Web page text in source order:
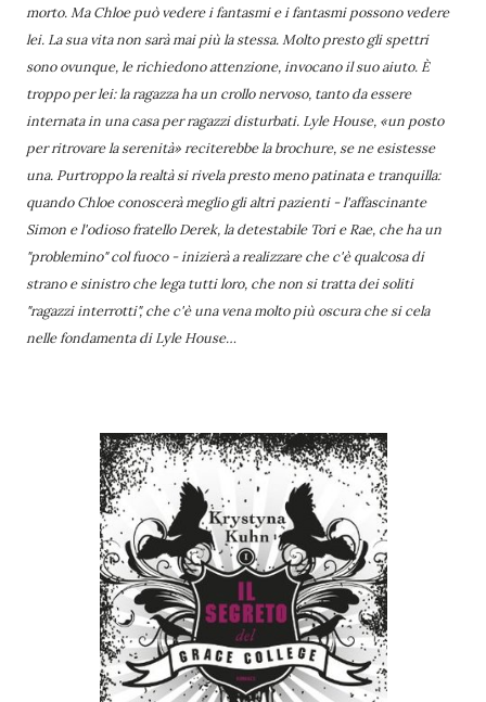
morto. Ma Chloe può vedere i fantasmi e i fantasmi possono vedere
lei. La sua vita non sarà mai più la stessa. Molto presto gli spettri
sono ovunque, le richiedono attenzione, invocano il suo aiuto. È
troppo per lei: la ragazza ha un crollo nervoso, tanto da essere
internata in una casa per ragazzi disturbati. Lyle House, «un posto
per ritrovare la serenità» reciterebbe la brochure, se ne esistesse
una. Purtroppo la realtà si rivela presto meno patinata e tranquilla:
quando Chloe conoscerà meglio gli altri pazienti - l'affascinante
Simon e l'odioso fratello Derek, la detestabile Tori e Rae, che ha un
"problemino" col fuoco - inizierà a realizzare che c'è qualcosa di
strano e sinistro che lega tutti loro, che non si tratta dei soliti
"ragazzi interrotti", che c'è una vena molto più oscura che si cela
nelle fondamenta di Lyle House…